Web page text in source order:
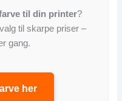
til din printer?
til skarpe priser –
gang.
her